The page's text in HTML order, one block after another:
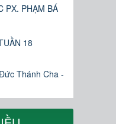
PX. PHẠM BÁ
18
Thánh Cha -